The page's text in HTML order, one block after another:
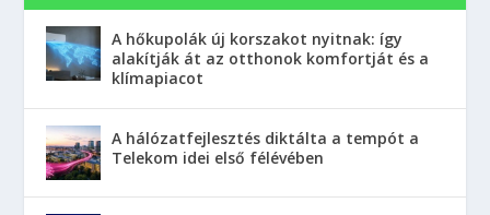
A hőkupolák új korszakot nyitnak: így
alakítják át az otthonok komfortját és a
klímapiacot
A hálózatfejlesztés diktálta a tempót a
Telekom idei első félévében